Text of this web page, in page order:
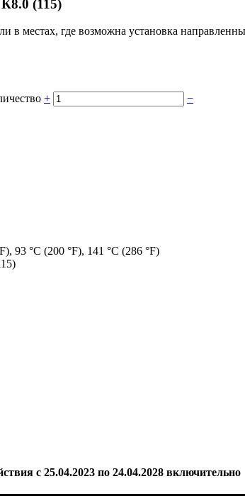
(115)
местах, где возможна установка
+ −
93 °C (200 °F), 141 °C (286 °F)
с 25.04.2023 по 24.04.2028 включительно